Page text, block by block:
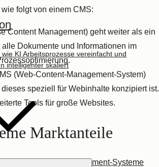
KI Arbeitsprozesse vereinfacht und
intelligenter skaliert
folgt von einem CMS:
Content Management) geht weiter als ein
Dokumente und Informationen im
(Web-Content-Management-System)
speziell für Webinhalte konzipiert ist.
Tools für große Websites.
Marktanteile
Top 10 Content-Management-Systeme